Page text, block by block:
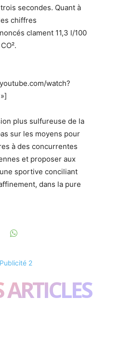
secondes. Quant à
chiffres
clament 11,3 l/100
watch?
plus sulfureuse de la
sur les moyens pour
à des concurrentes
et proposer aux
sportive conciliant
dans la pure